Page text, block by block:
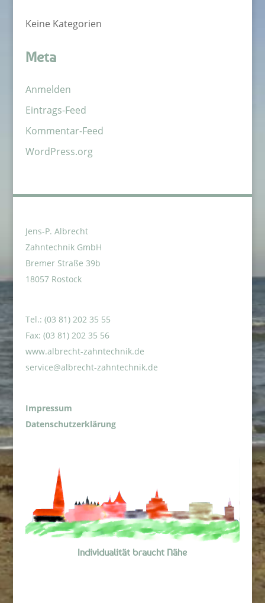
Keine Kategorien
Meta
Anmelden
Eintrags-Feed
Kommentar-Feed
WordPress.org
Jens-P. Albrecht
Zahntechnik GmbH
Bremer Straße 39b
18057 Rostock
Tel.: (03 81) 202 35 55
Fax: (03 81) 202 35 56
www.albrecht-zahntechnik.de
service@albrecht-zahntechnik.de
Impressum
Datenschutzerklärung
Individualität braucht Nähe